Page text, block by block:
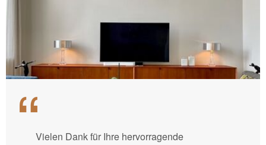
Vielen Dank für Ihre hervorragende